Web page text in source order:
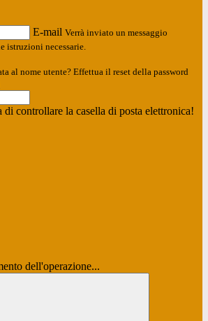
E-mail Verrà inviato un messaggio
istruzioni necessarie.
al nome utente? Effettua il reset della password
controllare la casella di posta elettronica!
dell'operazione...